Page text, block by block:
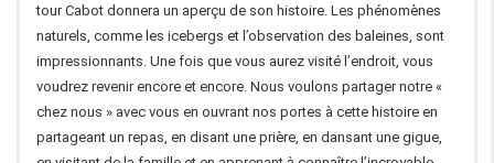
tour Cabot donnera un aperçu de son histoire. Les phénomènes
naturels, comme les icebergs et l’observation des baleines, sont
impressionnants. Une fois que vous aurez visité l’endroit, vous
voudrez revenir encore et encore. Nous voulons partager notre «
chez nous » avec vous en ouvrant nos portes à cette histoire en
partageant un repas, en disant une prière, en dansant une gigue,